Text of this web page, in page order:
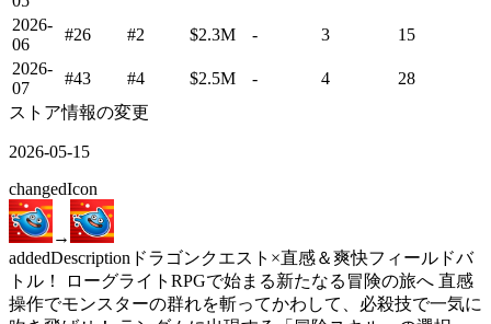
2026-
06
#26 #2 $2.3M - 3
15
2026-
07
#43 #4 $2.5M - 4
28
ストア情報の変更
2026-05-15
changedIcon
→
addedDescription ドラゴンクエスト×直感＆爽快フィールドバ
トル！ ローグライトRPGで始まる新たなる冒険の旅へ 直感
操作でモンスターの群れを斬ってかわして、必殺技で一気に